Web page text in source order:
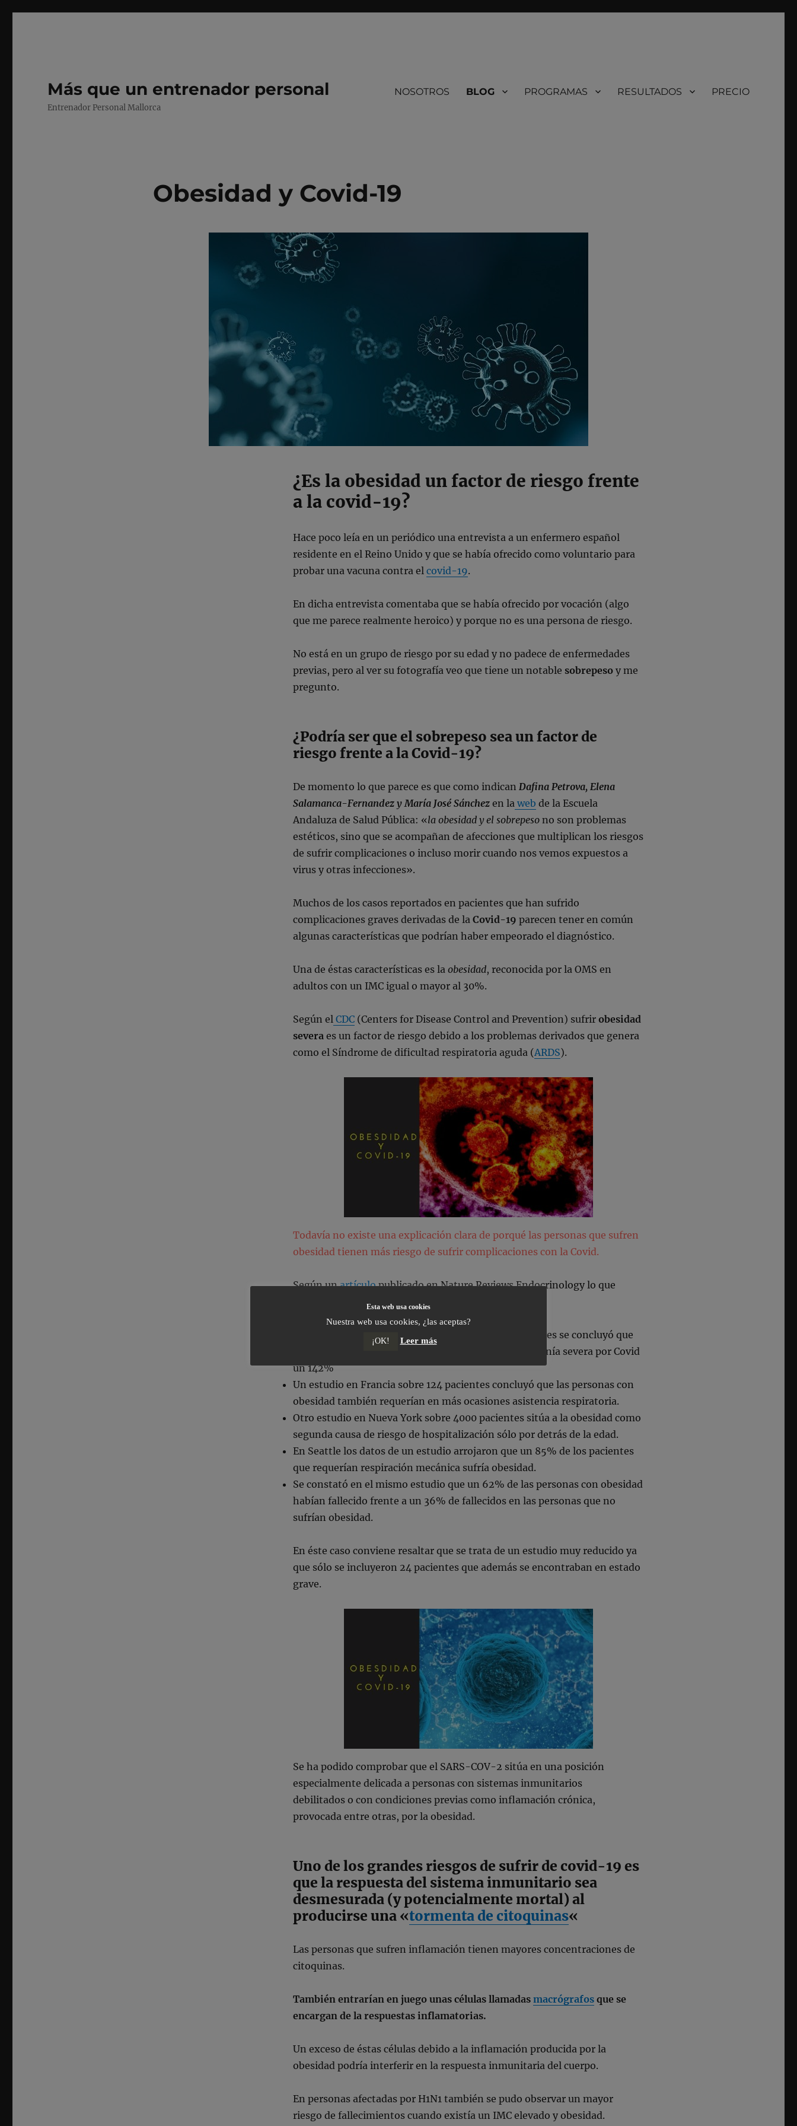
Más que un entrenador personal
Entrenador Personal Mallorca
NOSOTROS BLOG PROGRAMAS RESULTADOS PRECIO
Obesidad y Covid-19
¿Es la obesidad un factor de riesgo frente
a la covid-19?
Hace poco leía en un periódico una entrevista a un enfermero español
residente en el Reino Unido y que se había ofrecido como voluntario para
probar una vacuna contra elcovid-19.
En dicha entrevista comentaba que se había ofrecido por vocación (algo
que me parece realmente heroico) y porque no es una persona de riesgo.
No está en un grupo de riesgo por su edad y no padece de enfermedades
previas, pero al ver su fotografía veo que tiene un notable sobrepeso y me
pregunto.
¿Podría ser que el sobrepeso sea un factor de
riesgo frente a la Covid-19?
De momento lo que parece es que como indican Dafina Petrova, Elena
Salamanca-Fernandez y María José Sánchez en la web de la Escuela
Andaluza de Salud Pública: «la obesidad y el sobrepeso no son problemas
estéticos, sino que se acompañan de afecciones que multiplican los riesgos
de sufrir complicaciones o incluso morir cuando nos vemos expuestos a
virus y otras infecciones».
Muchos de los casos reportados en pacientes que han sufrido
complicaciones graves derivadas de la Covid-19parecen tener en común
algunas características que podrían haber empeorado el diagnóstico.
Una de éstas características es laobesidad, reconocida por la OMS en
adultos con un IMC igual o mayor al 30%.
Según el CDC (Centers for Disease Control and Prevention) sufrirobesidad
severaes un factor de riesgo debido a los problemas derivados que genera
como el Síndrome de dificultad respiratoria aguda (ARDS).
Todavía no existe una explicación clara de porqué las personas que sufren
obesidad tienen más riesgo de sufrir complicaciones con la Covid.
Según unartículopublicado en Nature Reviews Endocrinology lo que
sabemos hasta el momento es:
En China, después de analizar los datos de 383 pacientes se concluyó que
sufrir obesidad elevaba el riesgo de desarrollar neumonía severa por Covid
un 142%
Un estudio en Francia sobre 124 pacientes concluyó que las personas con
obesidad también requerían en más ocasiones asistencia respiratoria.
Otro estudio en Nueva York sobre 4000 pacientes sitúa a la obesidad como
segunda causa de riesgo de hospitalización sólo por detrás de la edad.
En Seattle los datos de un estudio arrojaron que un 85% de los pacientes
que requerían respiración mecánica sufría obesidad.
Se constató en el mismo estudio que un 62% de las personas con obesidad
habían fallecido frente a un 36% de fallecidos en las personas que no
sufrían obesidad.
En éste caso conviene resaltar que se trata de un estudio muy reducido ya
que sólo se incluyeron 24 pacientes que además se encontraban en estado
grave.
Se ha podido comprobar que el SARS-COV-2 sitúa en una posición
especialmente delicada a personas con sistemas inmunitarios
debilitados o con condiciones previas como inflamación crónica,
provocada entre otras, por la obesidad.
Uno de los grandes riesgos de sufrir de covid-19 es
que la respuesta del sistema inmunitario sea
desmesurada (y potencialmente mortal) al
producirse una «tormenta de citoquinas«
Las personas que sufren inflamación tienen mayores concentraciones de
citoquinas.
También entrarían en juego unas células llamadasmacrógrafos que se
encargan de la respuestas inflamatorias.
Un exceso de éstas células debido a la inflamación producida por la
obesidad podría interferir en la respuesta inmunitaria del cuerpo.
En personas afectadas por H1N1 también se pudo observar un mayor
riesgo de fallecimientos cuando existía un IMC elevado y obesidad.
Esta web usa cookies
Nuestra web usa cookies, ¿las aceptas?
¡OK! Leer más